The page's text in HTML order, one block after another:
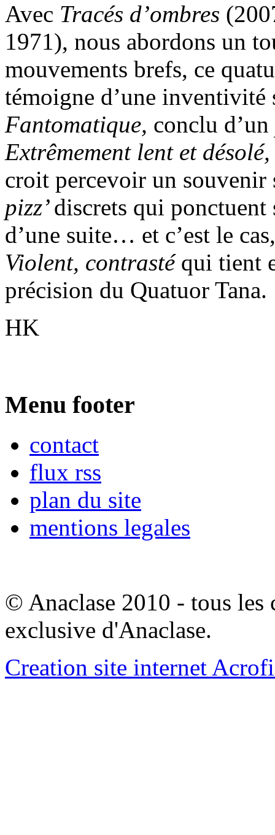
Avec Tracés d’ombres
1971), nous abordons un
mouvements brefs, ce
témoigne d’une inventivité
Fantomatique, conclu d’un
Extrêmement lent et
croit percevoir un souvenir
pizz’discrets qui
d’une suite… et c’est le
Violent, contrasté qui tient
précision du Quatuor Tana.
HK
Menu footer
contact
flux rss
plan du site
mentions legales
© Anaclase 2010 - tous les
exclusive d'Anaclase.
Creation site internet